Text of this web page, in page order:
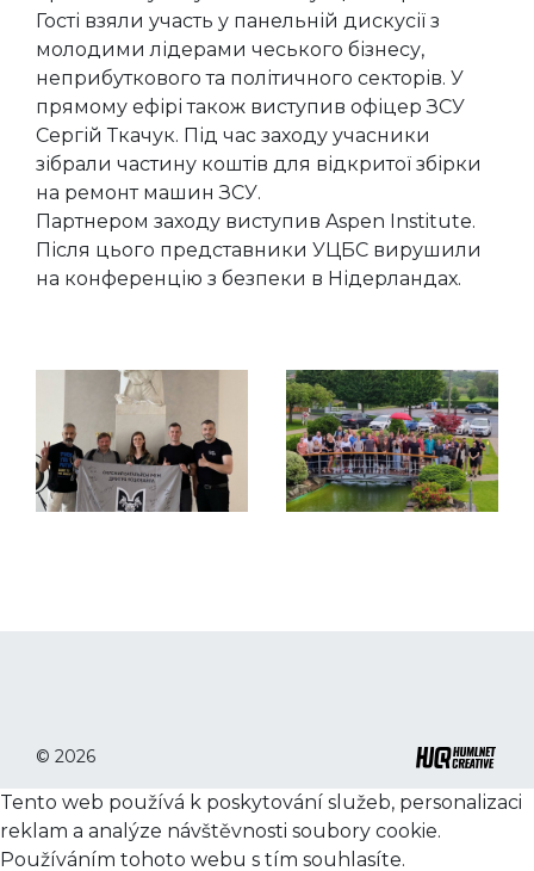
Гості взяли участь у панельній дискусії з
молодими лідерами чеського бізнесу,
неприбуткового та політичного секторів. У
прямому ефірі також виступив офіцер ЗСУ
Сергій Ткачук. Під час заходу учасники
зібрали частину коштів для відкритої збірки
на ремонт машин ЗСУ.
Партнером заходу виступив Aspen Institute.
Після цього представники УЦБС вирушили
на конференцію з безпеки в Нідерландах.
© 2026
Tento web používá k poskytování služeb, personalizaci
reklam a analýze návštěvnosti soubory cookie.
Používáním tohoto webu s tím souhlasíte.